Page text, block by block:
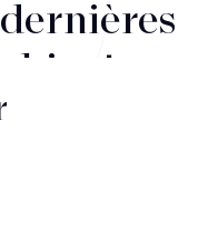
et nos
après